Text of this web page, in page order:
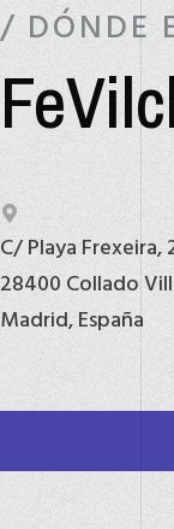
/ DÓNDE
C/ Playa Frexeira,
28400 Collado
Madrid, España